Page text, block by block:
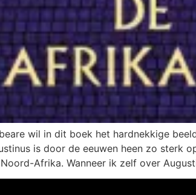
wil in dit boek het hardnekkige
is door de eeuwen heen zo sterk
Afrika. Wanneer ik zelf over